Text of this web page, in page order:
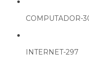
COMPUTADOR-
INTERNET-297